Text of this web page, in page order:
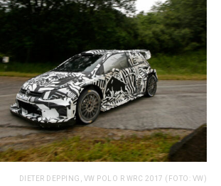
DIETER DEPPING, VW POLO R WRC 2017 (FOTO: VW)